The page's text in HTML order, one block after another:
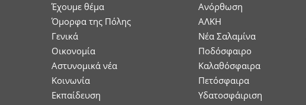
Έχουμε θέμα
Όμορφα της Πόλης
Γενικά
Οικονομία
Aστυνομικά νέα
Κοινωνία
Εκπαίδευση
Ανόρθωση
ΑΛΚΗ
Νέα Σαλαμίνα
Ποδόσφαιρο
Καλαθόσφαιρα
Πετόσφαιρα
Υδατοσφάιριση